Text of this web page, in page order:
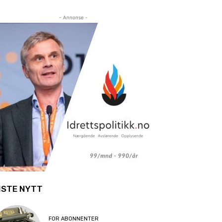
- Annonse -
NYTT
FOR ABONNENTER